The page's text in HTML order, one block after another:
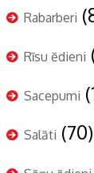
Rabarberi
Rīsu ēdieni
Sacepumi
Salāti (70)